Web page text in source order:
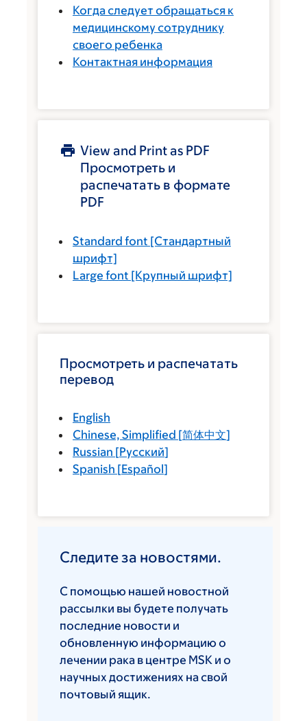
Когда следует обращаться к
медицинскому сотруднику
своего ребенка
Контактная информация
View and Print as PDF
Просмотреть и
распечатать в формате
PDF
Standard font [Стандартный
шрифт]
Large font [Крупный шрифт]
Просмотреть и распечатать
перевод
English
Chinese, Simplified [简体中文]
Russian [Русский]
Spanish [Español]
Следите за новостями.
С помощью нашей новостной
рассылки вы будете получать
последние новости и
обновленную информацию о
лечении рака в центре MSK и о
научных достижениях на свой
почтовый ящик.